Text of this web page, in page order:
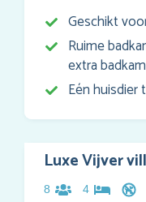
Geschikt
Ruime
extra
Eén huisdier
Luxe Vijver
8 4